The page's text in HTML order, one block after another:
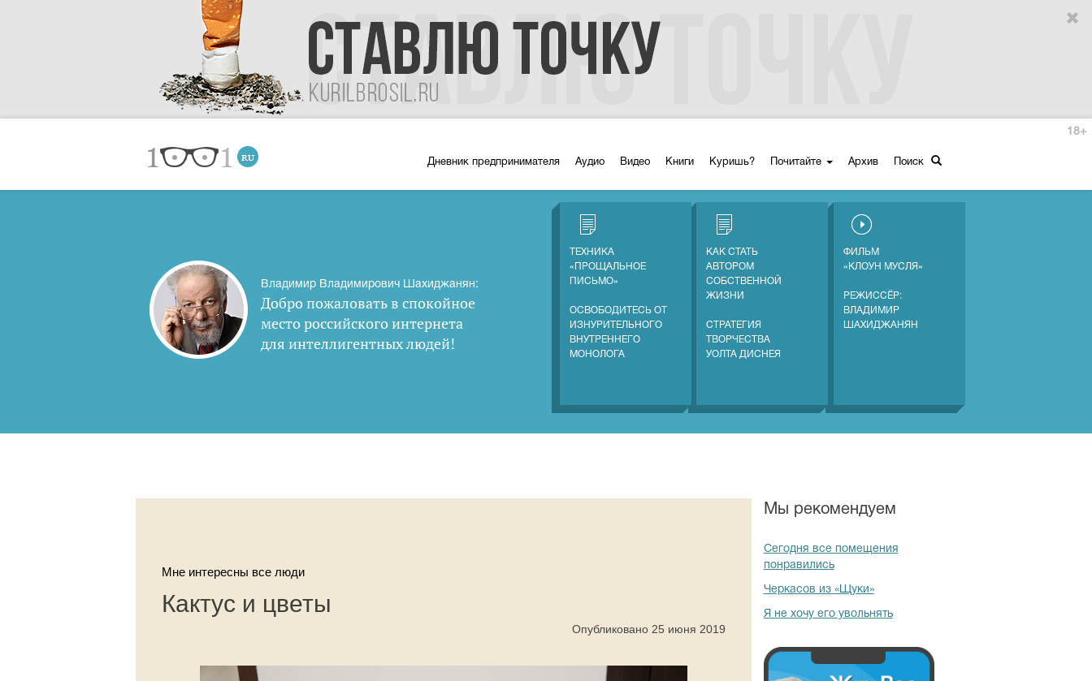
Дневник предпринимателя Аудио Видео Книги Куришь? Почитайте Архив Поиск
18+
Владимир Владимирович Шахиджанян:
Добро пожаловать в спокойное
место российского интернета
для интеллигентных людей!
ТЕХНИКА
«ПРОЩАЛЬНОЕ
ПИСЬМО»
ОСВОБОДИТЕСЬ ОТ
ИЗНУРИТЕЛЬНОГО
ВНУТРЕННЕГО
МОНОЛОГА
КАК СТАТЬ
АВТОРОМ
СОБСТВЕННОЙ
ЖИЗНИ
СТРАТЕГИЯ
ТВОРЧЕСТВА
УОЛТА ДИСНЕЯ
ФИЛЬМ
«КЛОУН МУСЛЯ»
РЕЖИССЁР:
ВЛАДИМИР
ШАХИДЖАНЯН
Мне интересны все люди
Кактус и цветы
Опубликовано 25 июня 2019
Мы рекомендуем
Сегодня все помещения
понравились
Черкасов из «Щуки»
Я не хочу его увольнять